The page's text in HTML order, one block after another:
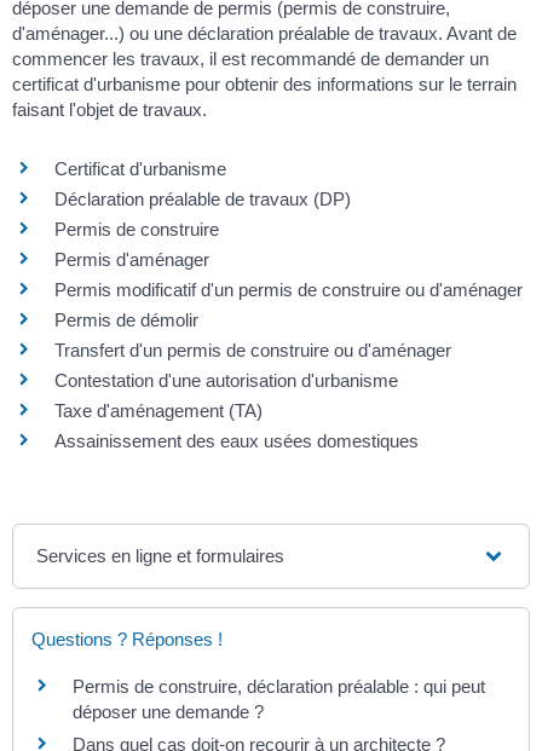
déposer une demande de permis (permis de construire,
d'aménager...) ou une déclaration préalable de travaux. Avant de
commencer les travaux, il est recommandé de demander un
certificat d'urbanisme pour obtenir des informations sur le terrain
faisant l'objet de travaux.
Certificat d'urbanisme
Déclaration préalable de travaux (DP)
Permis de construire
Permis d'aménager
Permis modificatif d'un permis de construire ou d'aménager
Permis de démolir
Transfert d'un permis de construire ou d'aménager
Contestation d'une autorisation d'urbanisme
Taxe d'aménagement (TA)
Assainissement des eaux usées domestiques
Services en ligne et formulaires
Questions ? Réponses !
Permis de construire, déclaration préalable : qui peut
déposer une demande ?
Dans quel cas doit-on recourir à un architecte ?